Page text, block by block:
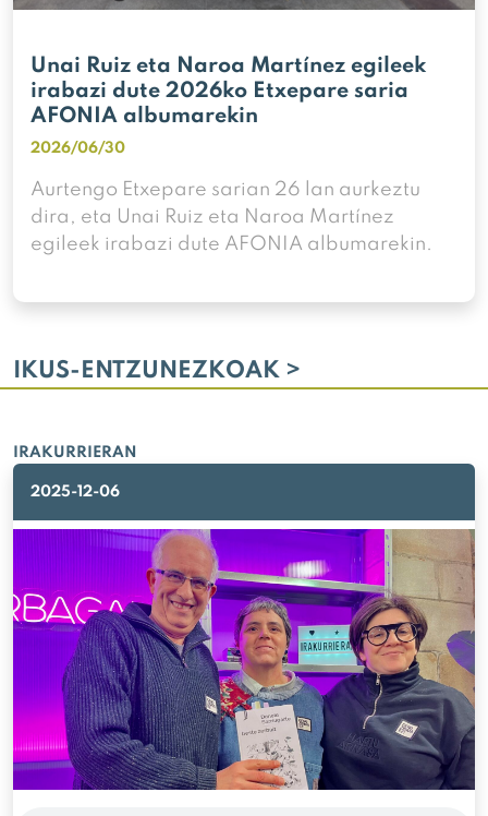
Unai Ruiz eta Naroa Martínez egileek
irabazi dute 2026ko Etxepare saria
AFONIA albumarekin
2026/06/30
Aurtengo Etxepare sarian 26 lan aurkeztu
dira, eta Unai Ruiz eta Naroa Martínez
egileek irabazi dute AFONIA albumarekin.
IKUS-ENTZUNEZKOAK >
IRAKURRIERAN
2025-12-06